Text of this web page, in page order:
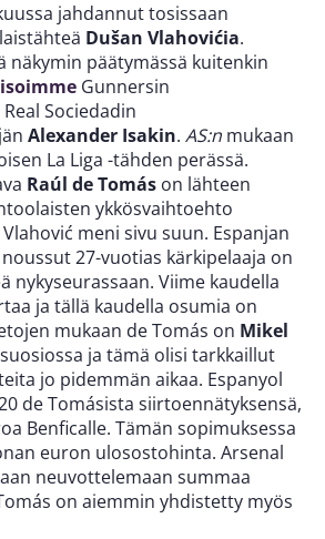
jahdannut tosissaan
Dušan Vlahovićia.
näkymin päätymässä kuitenkin
Gunnersin
Sociedadin
Alexander Isakin. AS:n mukaan
La Liga -tähden perässä.
Raúl de Tomás on lähteen
ykkösvaihtoehto
meni sivu suun. Espanjan
27-vuotias kärkipelaaja on
nykyseurassaan. Viime kaudella
ja tällä kaudella osumia on
mukaan de Tomás on Mikel
ja tämä olisi tarkkaillut
jo pidemmän aikaa. Espanyol
de Tomásista siirtoennätyksensä,
Benficalle. Tämän sopimuksessa
euron ulosostohinta. Arsenal
neuvottelemaan summaa
on aiemmin yhdistetty myös